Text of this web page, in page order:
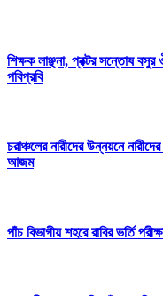
শিক্ষক লাঞ্ছনা, প্রক্টর সন্তোষ
পবিপ্রবি
চরাঞ্চলের নারীদের উন্নয়নে
আজম
পাঁচ বিভাগীয় শহরে রাবির ভর্তি